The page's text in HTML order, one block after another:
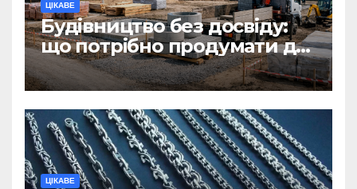
ЦІКАВЕ
Будівництво без досвіду:
що потрібно продумати до
першої доставки на
ділянку
ЦІКАВЕ